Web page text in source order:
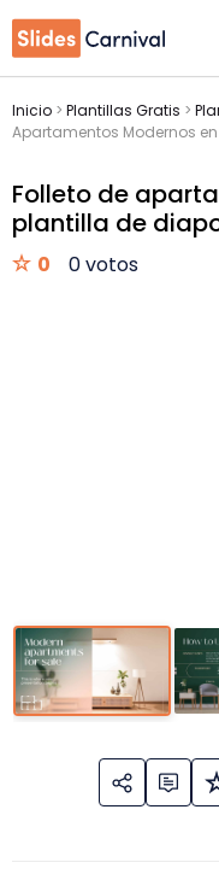
Inicio > Plantillas Gratis >
Apartamentos Modernos
Folleto de
plantilla de
0 0 votos